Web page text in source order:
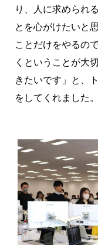
り、人に求められ
とを心がけたいと
ことだけをやるの
くということが大
きたいです」と、
をしてくれました。